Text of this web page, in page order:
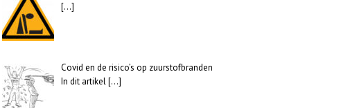
[…]
Covid en de risico’s op zuurstofbranden
In dit artikel[…]